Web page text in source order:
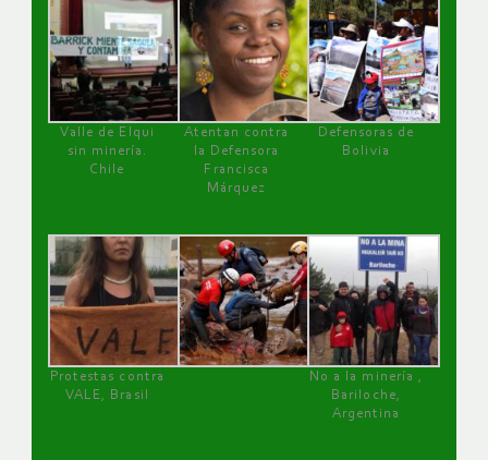
Valle de Elqui
sin minería.
Chile
Atentan contra
la Defensora
Francisca
Márquez
Defensoras de
Bolivia
Protestas contra
VALE, Brasil
No a la minería ,
Bariloche,
Argentina